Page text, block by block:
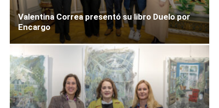
Valentina Correa presentó su libro Duelo por
Encargo